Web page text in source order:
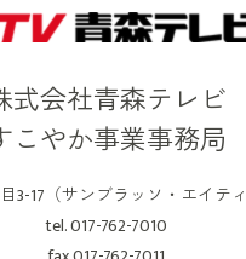
式会社青森テレビ
こやか事業事務局
3-17（サンブラッソ・エイテ
tel. 017-762-7010